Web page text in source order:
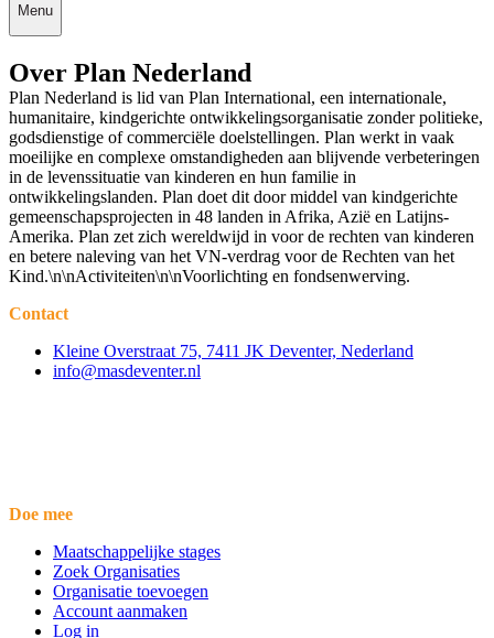
Menu
Over Plan Nederland
Plan Nederland is lid van Plan International, een internationale,
humanitaire, kindgerichte ontwikkelingsorganisatie zonder politieke,
godsdienstige of commerciële doelstellingen. Plan werkt in vaak
moeilijke en complexe omstandigheden aan blijvende verbeteringen
in de levenssituatie van kinderen en hun familie in
ontwikkelingslanden. Plan doet dit door middel van kindgerichte
gemeenschapsprojecten in 48 landen in Afrika, Azië en Latijns-
Amerika. Plan zet zich wereldwijd in voor de rechten van kinderen
en betere naleving van het VN-verdrag voor de Rechten van het
Kind.\n\nActiviteiten\n\nVoorlichting en fondsenwerving.
Contact
Kleine Overstraat 75, 7411 JK Deventer, Nederland
info@masdeventer.nl
Doe mee
Maatschappelijke stages
Zoek Organisaties
Organisatie toevoegen
Account aanmaken
Log in